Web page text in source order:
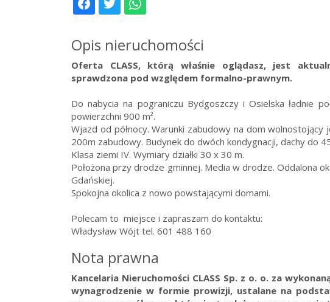
Opis nieruchomości
Oferta CLASS, którą właśnie oglądasz, jest
sprawdzona pod względem formalno-prawnym.
Do nabycia na pograniczu Bydgoszczy i Osielska ładnie
powierzchni 900 m².
Wjazd od północy. Warunki zabudowy na dom wolnostojący
200m zabudowy. Budynek do dwóch kondygnacji, dachy do
Klasa ziemi IV. Wymiary działki 30 x 30 m.
Położona przy drodze gminnej. Media w drodze. Oddalona
Gdańskiej.
Spokojna okolica z nowo powstającymi domami.
Polecam to miejsce i zapraszam do kontaktu:
Władysław Wójt tel. 601 488 160
Nota prawna
Kancelaria Nieruchomości CLASS Sp. z o. o. za
wynagrodzenie w formie prowizji, ustalane na